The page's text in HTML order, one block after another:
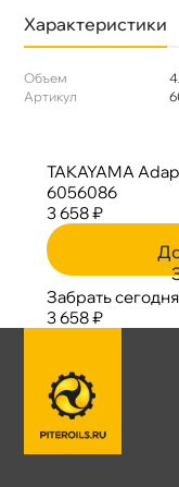
Характеристики
Объем
Артикул
TAKAYAMA
6056086
3 658 ₽
Забрать сегодня
3 658 ₽